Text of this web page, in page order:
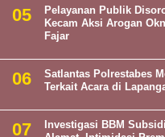
Pelayanan Publik
Kecam Aksi Arogan
Fajar
Satlantas Polrestabes
Terkait Acara di
Investigasi BBM